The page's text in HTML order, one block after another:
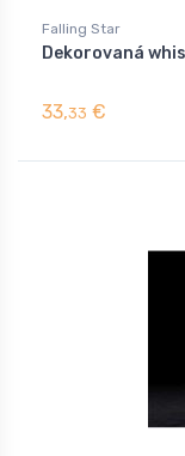
Falling Star
Dekorovaná
33,33 €